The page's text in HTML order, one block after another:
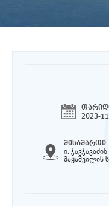
2023-
მისამართი
ი.
მაყაშვილის